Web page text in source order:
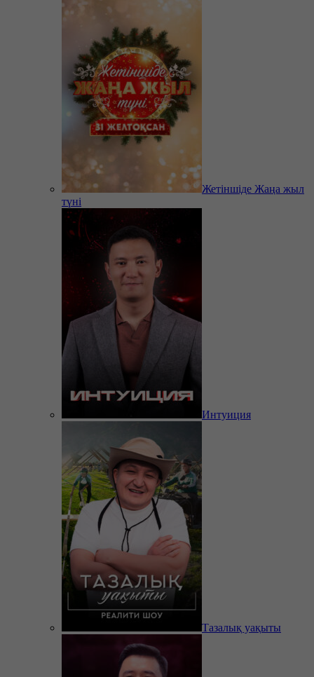
Жетіншіде Жаңа жыл
түні
Интуиция
Тазалық уақыты